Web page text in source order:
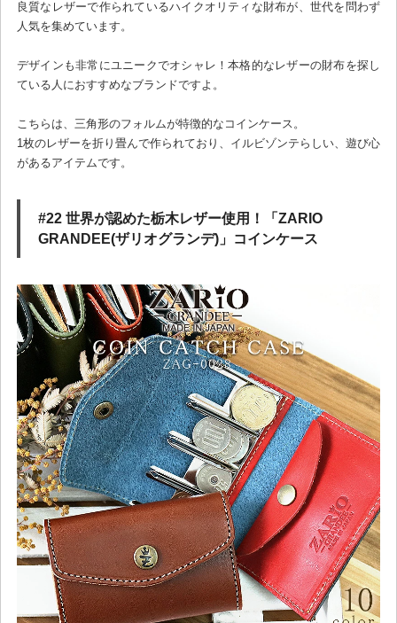
良質なレザーで作られているハイクオリティな財布が、世代を問わず
人気を集めています。
デザインも非常にユニークでオシャレ！本格的なレザーの財布を探し
ている人におすすめなブランドですよ。
こちらは、三角形のフォルムが特徴的なコインケース。
1枚のレザーを折り畳んで作られており、イルビゾンテらしい、遊び心
があるアイテムです。
#22 世界が認めた栃木レザー使用！「ZARIO
GRANDEE(ザリオグランデ)」コインケース